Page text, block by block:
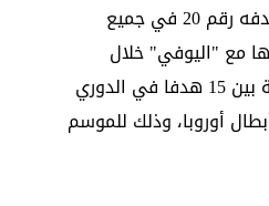
كما وقع رونالدو على هدفه رقم 20 في جميع
مع "اليوفي" خلال
الموسم الحالي، مقسمة بين 15 هدفا في الدوري
أبطال أوروبا، وذلك للموسم